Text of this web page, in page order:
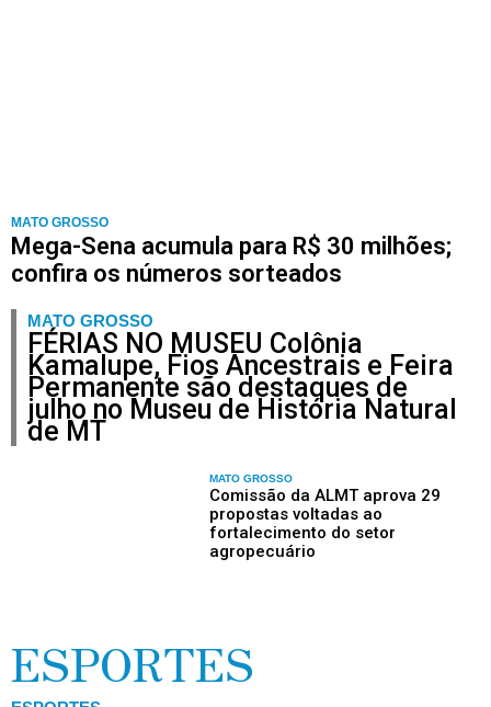
MATO GROSSO
Mega-Sena acumula para R$ 30 milhões;
confira os números sorteados
MATO GROSSO
FÉRIAS NO MUSEU Colônia
Kamalupe, Fios Ancestrais e Feira
Permanente são destaques de
julho no Museu de História Natural
de MT
MATO GROSSO
Comissão da ALMT aprova 29
propostas voltadas ao
fortalecimento do setor
agropecuário
ESPORTES